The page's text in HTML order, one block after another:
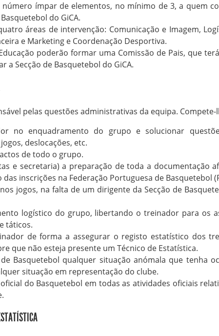
ímpar de elementos, no mínimo de 3, a quem
do GiCA.
áreas de intervenção: Comunicação e Imagem,
e Marketing e Coordenação Desportiva.
poderão formar uma Comissão de Pais, que
a Secção de Basquetebol do GiCA.
pelas questões administrativas da equipa. Compete-
no enquadramento do grupo e solucionar
deslocações, etc.
de todo o grupo.
e secretaria) a preparação de toda a documentação
inscrições na Federação Portuguesa de Basquetebol
jogos, na falta de um dirigente da Secção de
logístico do grupo, libertando o treinador para os
táticos.
de forma a assegurar o registo estatístico dos
que não esteja presente um Técnico de Estatística.
Basquetebol qualquer situação anómala que tenha
situação em representação do clube.
do Basquetebol em todas as atividades oficiais